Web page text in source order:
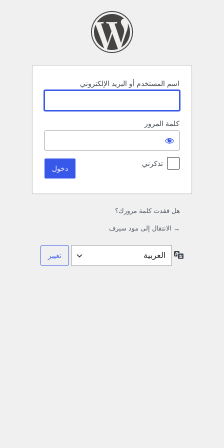
اسم المستخدم أو البريد الإلكتروني
كلمة المرور
تذكرني
هل فقدت كلمة مرورك؟
→ الانتقال إلى مود سيرف
اللغة